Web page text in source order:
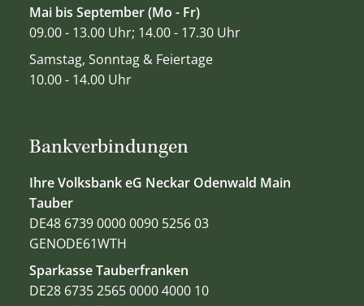
Bankverbindungen
Ihre Volksbank eG Neckar Odenwald Main
Tauber
DE48 6739 0000 0090 5256 03
GENODE61WTH
Sparkasse Tauberfranken
DE28 6735 2565 0000 4000 10
Mai bis September (Mo - Fr)
09.00 - 13.00 Uhr; 14.00 - 17.30 Uhr
Samstag, Sonntag & Feiertage
10.00 - 14.00 Uhr